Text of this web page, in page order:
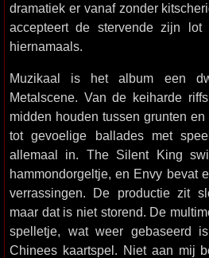
dramatiek er vanaf zonder
accepteert de stervende zijn
hiernamaals.
Muzikaal is het album een
Metalscene. Van de keiharde
midden houden tussen grunten
tot gevoelige ballades met
allemaal in. The Silent King
hammondorgeltje, en Envy bevat
verrassingen. De productie zit
maar dat is niet storend. De
spelletje, wat weer gebaseerd
Chinees kaartspel. Niet aan mij